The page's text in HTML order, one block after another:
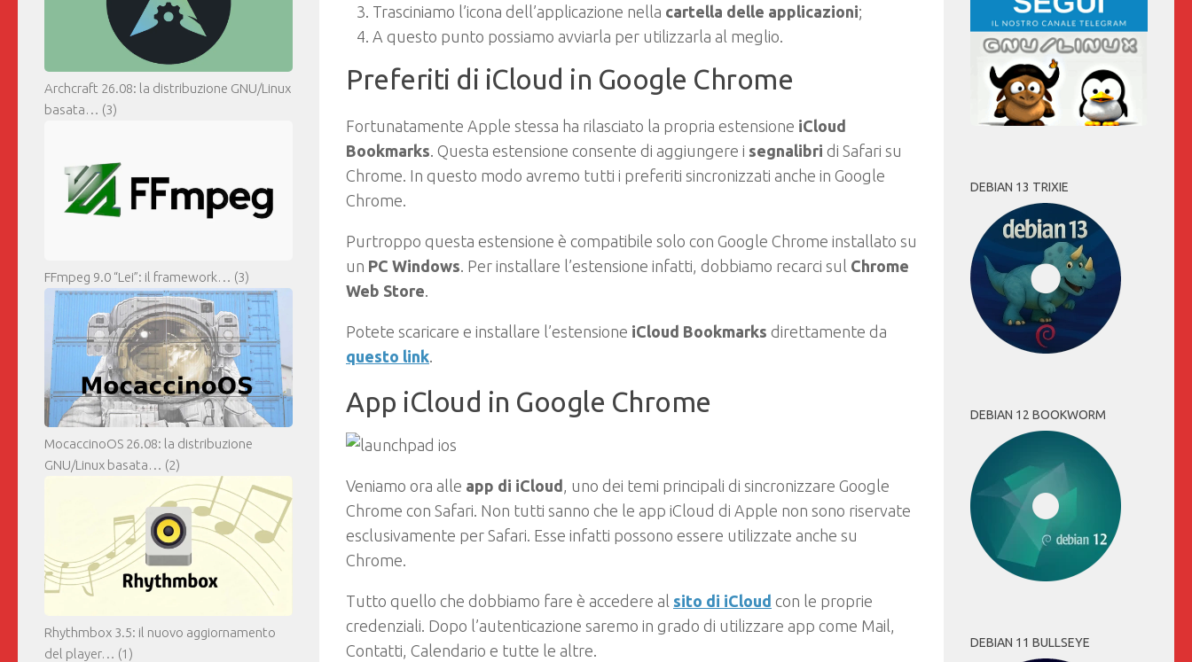
Trasciniamo l’icona dell’applicazione nella cartella delle applicazioni;
A questo punto possiamo avviarla per utilizzarla al meglio.
Preferiti di iCloud in Google Chrome
Fortunatamente Apple stessa ha rilasciato la propria estensione iCloud
Bookmarks. Questa estensione consente di aggiungere i segnalibri di Safari su
Chrome. In questo modo avremo tutti i preferiti sincronizzati anche in Google
Chrome.
Purtroppo questa estensione è compatibile solo con Google Chrome installato su
un PC Windows. Per installare l’estensione infatti, dobbiamo recarci sul Chrome
Web Store.
Potete scaricare e installare l’estensione iCloud Bookmarks direttamente da
questo link.
App iCloud in Google Chrome
Veniamo ora alle app di iCloud , uno dei temi principali di sincronizzare Google
Chrome con Safari. Non tutti sanno che le app iCloud di Apple non sono riservate
esclusivamente per Safari. Esse infatti possono essere utilizzate anche su
Chrome.
Tutto quello che dobbiamo fare è accedere al sito di iCloud con le proprie
credenziali. Dopo l’autenticazione saremo in grado di utilizzare app come Mail,
Contatti, Calendario e tutte le altre.
Archcraft 26.08: la distribuzione GNU/Linux
basata… (3)
FFmpeg 9.0 “Lei”: il framework… (3)
MocaccinoOS 26.08: la distribuzione
GNU/Linux basata… (2)
Rhythmbox 3.5: il nuovo aggiornamento
del player… (1)
DEBIAN 13 TRIXIE
DEBIAN 12 BOOKWORM
DEBIAN 11 BULLSEYE